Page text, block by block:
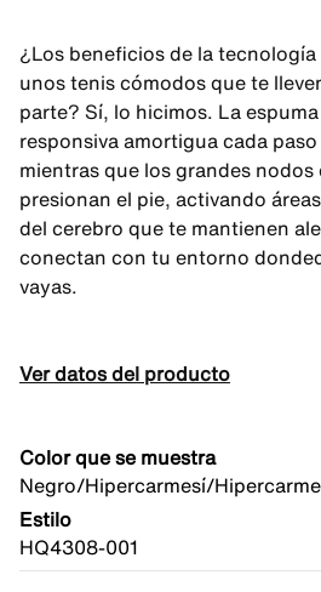
¿Los beneficios de la tecnología
unos tenis cómodos que te
parte? Sí, lo hicimos. La
responsiva amortigua cada
mientras que los grandes nodos
presionan el pie, activando
del cerebro que te mantienen
conectan con tu entorno
vayas.
Ver datos del producto
Color que se muestra
Negro/Hipercarmesí/
Estilo
HQ4308-001